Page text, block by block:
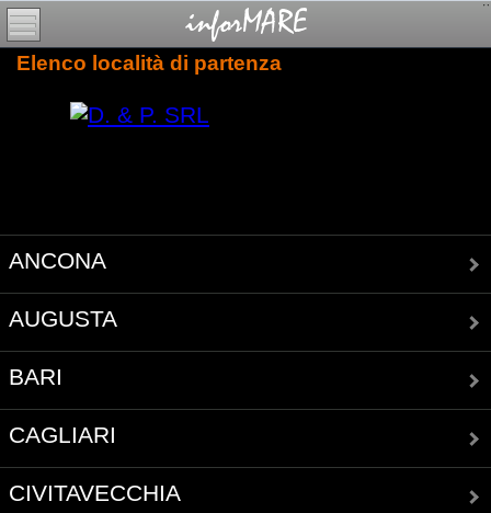
Elenco località di partenza
ANCONA
AUGUSTA
BARI
CAGLIARI
CIVITAVECCHIA